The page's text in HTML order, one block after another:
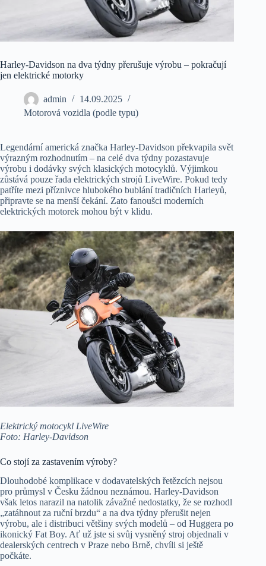
Harley-Davidson na dva týdny přerušuje výrobu – pokračují
jen elektrické motorky
admin
14.09.2025
Motorová vozidla (podle typu)
Legendární americká značka Harley-Davidson překvapila svět
výrazným rozhodnutím – na celé dva týdny pozastavuje
výrobu i dodávky svých klasických motocyklů. Výjimkou
zůstává pouze řada elektrických strojů LiveWire. Pokud tedy
patříte mezi příznivce hlubokého bublání tradičních Harleyů,
připravte se na menší čekání. Zato fanoušci moderních
elektrických motorek mohou být v klidu.
Elektrický motocykl LiveWire
Foto: Harley-Davidson
Co stojí za zastavením výroby?
Dlouhodobé komplikace v dodavatelských řetězcích nejsou
pro průmysl v Česku žádnou neznámou. Harley-Davidson
však letos narazil na natolik závažné nedostatky, že se rozhodl
„zatáhnout za ruční brzdu“ a na dva týdny přerušit nejen
výrobu, ale i distribuci většiny svých modelů – od Huggera po
ikonický Fat Boy. Ať už jste si svůj vysněný stroj objednali v
dealerských centrech v Praze nebo Brně, chvíli si ještě
počkáte.